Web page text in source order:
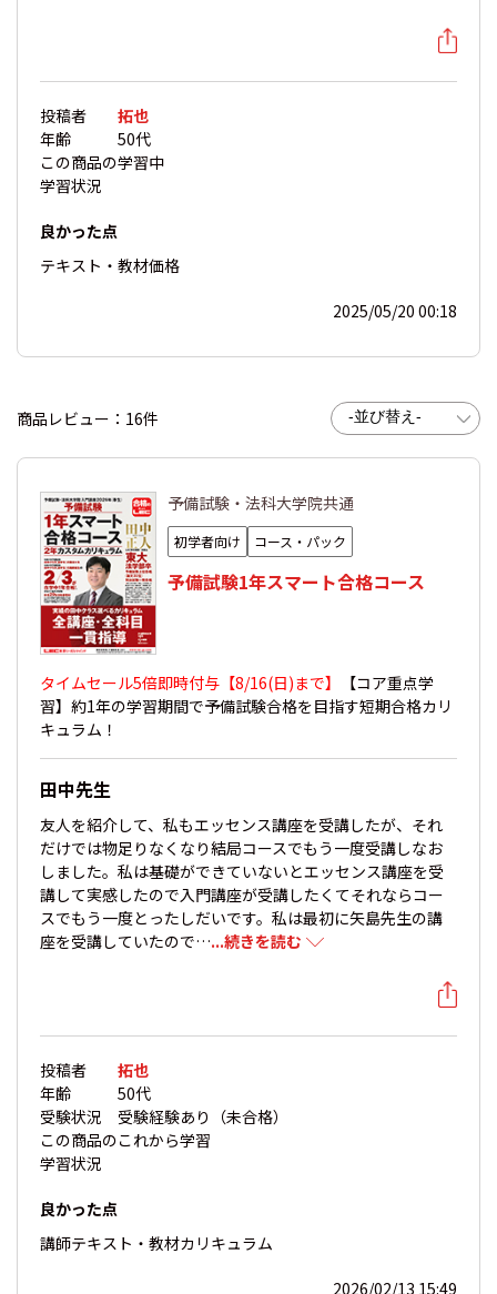
投稿者
拓也
年齢
50代
この商品の
学習状況
学習中
良かった点
テキスト・教材価格
2025/05/20 00:18
商品レビュー：16件
予備試験・法科大学院共通
初学者向け コース・パック
予備試験1年スマート合格コース
タイムセール5倍即時付与【8/16(日)まで】
【コア重点学
習】約1年の学習期間で予備試験合格を目指す短期合格カリ
キュラム！
田中先生
友人を紹介して、私もエッセンス講座を受講したが、それ
だけでは物足りなくなり結局コースでもう一度受講しなお
しました。私は基礎ができていないとエッセンス講座を受
講して実感したので入門講座が受講したくてそれならコー
スでもう一度とったしだいです。私は最初に矢島先生の講
座を受講していたので…...続きを読む
投稿者
拓也
年齢
50代
受験状況
受験経験あり（未合格）
この商品の
学習状況
これから学習
良かった点
講師テキスト・教材カリキュラム
2026/02/13 15:49